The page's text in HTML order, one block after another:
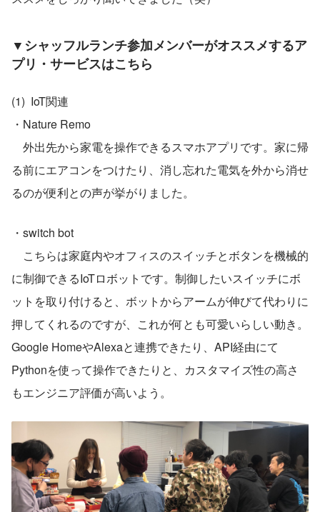
▼シャッフルランチ参加メンバーがオススメするア
プリ・サービスはこちら
(1)  IoT関連
・Nature Remo
外出先から家電を操作できるスマホアプリです。家に帰
る前にエアコンをつけたり、消し忘れた電気を外から消せ
るのが便利との声が挙がりました。
・switch bot
こちらは家庭内やオフィスのスイッチとボタンを機械的
に制御できるIoTロボットです。制御したいスイッチにボ
ットを取り付けると、ボットからアームが伸びて代わりに
押してくれるのですが、これが何とも可愛いらしい動き。
Google HomeやAlexaと連携できたり、API経由にて
Pythonを使って操作できたりと、カスタマイズ性の高さ
もエンジニア評価が高いよう。